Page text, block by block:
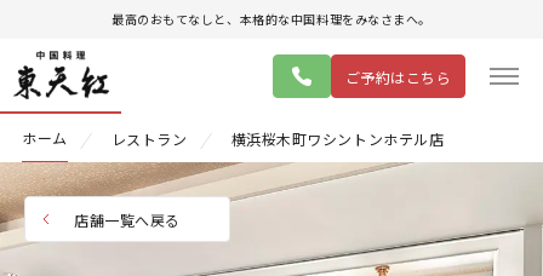
最高のおもてなしと、本格的な中国料理をみなさまへ。
ご予約はこちら
ホーム レストラン 横浜桜木町ワシントンホテル店
店舗一覧へ戻る